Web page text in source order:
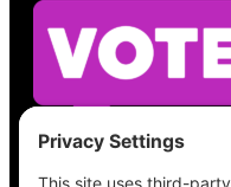
Vea lo que hay en